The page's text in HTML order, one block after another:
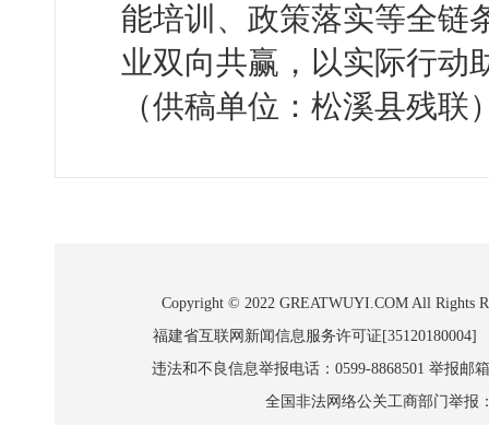
能培训、政策落实等全链
业双向共赢，以实际行动
（供稿单位：松溪县残联
Copyright © 2022 GREATWUYI.COM All Rights
福建省互联网新闻信息服务许可证
违法和不良信息举报电话：0599-8868501 举报邮
全国非法网络公关工商部门举报